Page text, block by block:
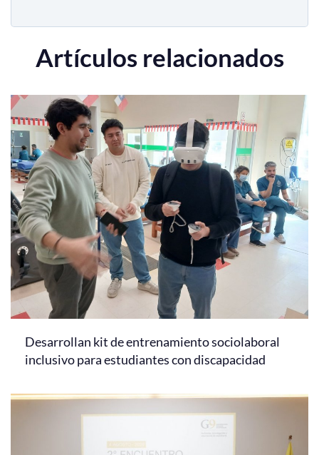
Artículos relacionados
Desarrollan kit de entrenamiento sociolaboral
inclusivo para estudiantes con discapacidad